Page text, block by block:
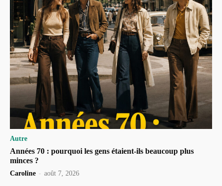
Autre
Années 70 : pourquoi les gens étaient-ils beaucoup plus
minces ?
Caroline - août 7, 2026